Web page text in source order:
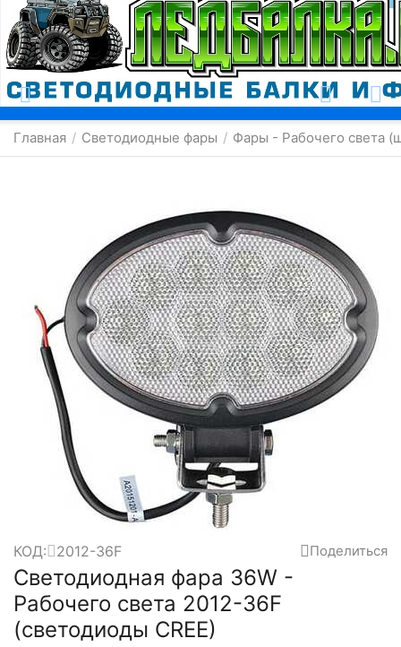
Москва
Главная / Светодиодные фары / Фары - Рабочего света
КОД: 2012-36F Поделиться
Светодиодная фара 36W -
Рабочего света 2012-36F
(светодиоды CREE)